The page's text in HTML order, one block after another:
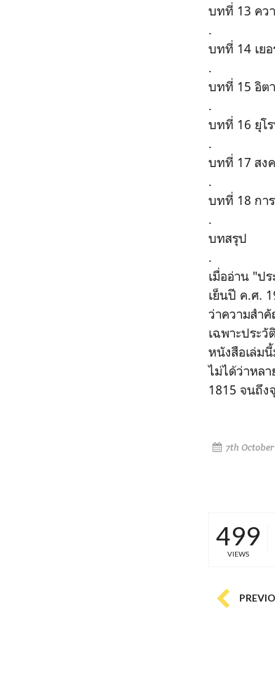
บทที่ 13 คว
.
บทที่ 14 เย
.
บทที่ 15 อิต
.
บทที่ 16 ยุโ
.
บทที่ 17 สง
.
บทที่ 18 กา
.
บทสรุป
.
เมื่ออ่าน "ป
เย็นปี ค.ศ.
ว่าความสำ
เฉพาะประ
หนังสือเล่ม
ไม่ได้ว่าหล
1815 จนถึง
7th
499
VIEWS